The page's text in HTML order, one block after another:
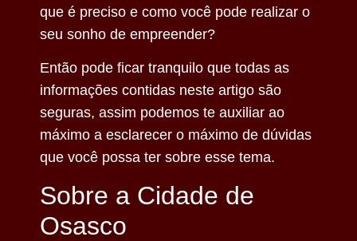
que é preciso e como você pode realizar o
seu sonho de empreender?
Então pode ficar tranquilo que todas as
informações contidas neste artigo são
seguras, assim podemos te auxiliar ao
máximo a esclarecer o máximo de dúvidas
que você possa ter sobre esse tema.
Sobre a Cidade de
Osasco